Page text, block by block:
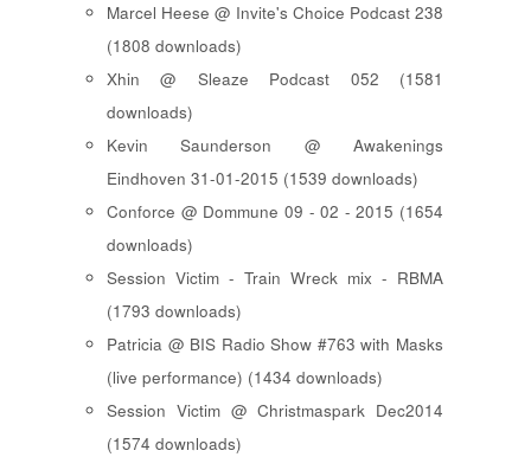
Marcel Heese @ Invite's Choice Podcast 238
(1808 downloads)
Xhin @ Sleaze Podcast 052 (1581
downloads)
Kevin Saunderson @ Awakenings
Eindhoven 31-01-2015 (1539 downloads)
Conforce @ Dommune 09 - 02 - 2015 (1654
downloads)
Session Victim - Train Wreck mix - RBMA
(1793 downloads)
Patricia @ BIS Radio Show #763 with Masks
(live performance) (1434 downloads)
Session Victim @ Christmaspark Dec2014
(1574 downloads)